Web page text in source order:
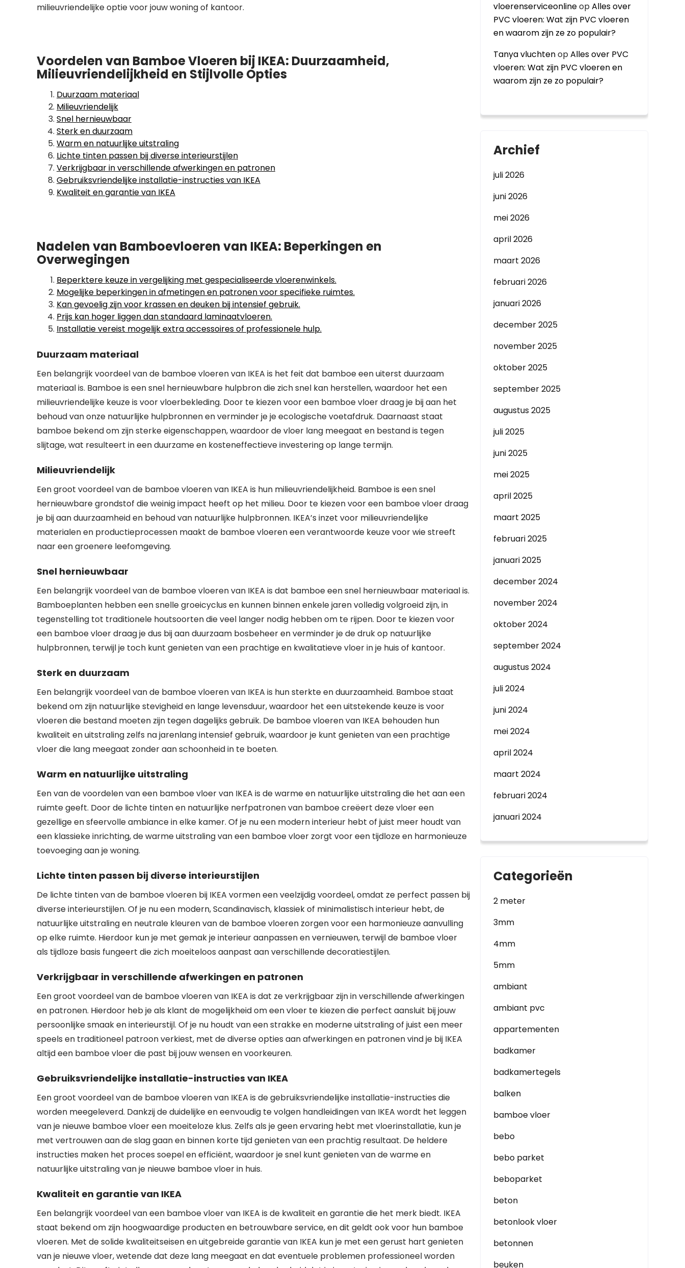
milieuvriendelijke optie voor jouw woning of kantoor.
Voordelen van Bamboe Vloeren bij IKEA: Duurzaamheid,
Milieuvriendelijkheid en Stijlvolle Opties
Duurzaam materiaal
Milieuvriendelijk
Snel hernieuwbaar
Sterk en duurzaam
Warm en natuurlijke uitstraling
Lichte tinten passen bij diverse interieurstijlen
Verkrijgbaar in verschillende afwerkingen en patronen
Gebruiksvriendelijke installatie-instructies van IKEA
Kwaliteit en garantie van IKEA
Nadelen van Bamboevloeren van IKEA: Beperkingen en
Overwegingen
Beperktere keuze in vergelijking met gespecialiseerde vloerenwinkels.
Mogelijke beperkingen in afmetingen en patronen voor specifieke ruimtes.
Kan gevoelig zijn voor krassen en deuken bij intensief gebruik.
Prijs kan hoger liggen dan standaard laminaatvloeren.
Installatie vereist mogelijk extra accessoires of professionele hulp.
Duurzaam materiaal
Een belangrijk voordeel van de bamboe vloeren van IKEA is het feit dat bamboe een uiterst duurzaam
materiaal is. Bamboe is een snel hernieuwbare hulpbron die zich snel kan herstellen, waardoor het een
milieuvriendelijke keuze is voor vloerbekleding. Door te kiezen voor een bamboe vloer draag je bij aan het
behoud van onze natuurlijke hulpbronnen en verminder je je ecologische voetafdruk. Daarnaast staat
bamboe bekend om zijn sterke eigenschappen, waardoor de vloer lang meegaat en bestand is tegen
slijtage, wat resulteert in een duurzame en kosteneffectieve investering op lange termijn.
Milieuvriendelijk
Een groot voordeel van de bamboe vloeren van IKEA is hun milieuvriendelijkheid. Bamboe is een snel
hernieuwbare grondstof die weinig impact heeft op het milieu. Door te kiezen voor een bamboe vloer draag
je bij aan duurzaamheid en behoud van natuurlijke hulpbronnen. IKEA’s inzet voor milieuvriendelijke
materialen en productieprocessen maakt de bamboe vloeren een verantwoorde keuze voor wie streeft
naar een groenere leefomgeving.
Snel hernieuwbaar
Een belangrijk voordeel van de bamboe vloeren van IKEA is dat bamboe een snel hernieuwbaar materiaal is.
Bamboeplanten hebben een snelle groeicyclus en kunnen binnen enkele jaren volledig volgroeid zijn, in
tegenstelling tot traditionele houtsoorten die veel langer nodig hebben om te rijpen. Door te kiezen voor
een bamboe vloer draag je dus bij aan duurzaam bosbeheer en verminder je de druk op natuurlijke
hulpbronnen, terwijl je toch kunt genieten van een prachtige en kwalitatieve vloer in je huis of kantoor.
Sterk en duurzaam
Een belangrijk voordeel van de bamboe vloeren van IKEA is hun sterkte en duurzaamheid. Bamboe staat
bekend om zijn natuurlijke stevigheid en lange levensduur, waardoor het een uitstekende keuze is voor
vloeren die bestand moeten zijn tegen dagelijks gebruik. De bamboe vloeren van IKEA behouden hun
kwaliteit en uitstraling zelfs na jarenlang intensief gebruik, waardoor je kunt genieten van een prachtige
vloer die lang meegaat zonder aan schoonheid in te boeten.
Warm en natuurlijke uitstraling
Een van de voordelen van een bamboe vloer van IKEA is de warme en natuurlijke uitstraling die het aan een
ruimte geeft. Door de lichte tinten en natuurlijke nerfpatronen van bamboe creëert deze vloer een
gezellige en sfeervolle ambiance in elke kamer. Of je nu een modern interieur hebt of juist meer houdt van
een klassieke inrichting, de warme uitstraling van een bamboe vloer zorgt voor een tijdloze en harmonieuze
toevoeging aan je woning.
Lichte tinten passen bij diverse interieurstijlen
De lichte tinten van de bamboe vloeren bij IKEA vormen een veelzijdig voordeel, omdat ze perfect passen bij
diverse interieurstijlen. Of je nu een modern, Scandinavisch, klassiek of minimalistisch interieur hebt, de
natuurlijke uitstraling en neutrale kleuren van de bamboe vloeren zorgen voor een harmonieuze aanvulling
op elke ruimte. Hierdoor kun je met gemak je interieur aanpassen en vernieuwen, terwijl de bamboe vloer
als tijdloze basis fungeert die zich moeiteloos aanpast aan verschillende decoratiestijlen.
Verkrijgbaar in verschillende afwerkingen en patronen
Een groot voordeel van de bamboe vloeren van IKEA is dat ze verkrijgbaar zijn in verschillende afwerkingen
en patronen. Hierdoor heb je als klant de mogelijkheid om een vloer te kiezen die perfect aansluit bij jouw
persoonlijke smaak en interieurstijl. Of je nu houdt van een strakke en moderne uitstraling of juist een meer
speels en traditioneel patroon verkiest, met de diverse opties aan afwerkingen en patronen vind je bij IKEA
altijd een bamboe vloer die past bij jouw wensen en voorkeuren.
Gebruiksvriendelijke installatie-instructies van IKEA
Een groot voordeel van de bamboe vloeren van IKEA is de gebruiksvriendelijke installatie-instructies die
worden meegeleverd. Dankzij de duidelijke en eenvoudig te volgen handleidingen van IKEA wordt het leggen
van je nieuwe bamboe vloer een moeiteloze klus. Zelfs als je geen ervaring hebt met vloerinstallatie, kun je
met vertrouwen aan de slag gaan en binnen korte tijd genieten van een prachtig resultaat. De heldere
instructies maken het proces soepel en efficiënt, waardoor je snel kunt genieten van de warme en
natuurlijke uitstraling van je nieuwe bamboe vloer in huis.
Kwaliteit en garantie van IKEA
Een belangrijk voordeel van een bamboe vloer van IKEA is de kwaliteit en garantie die het merk biedt. IKEA
staat bekend om zijn hoogwaardige producten en betrouwbare service, en dit geldt ook voor hun bamboe
vloeren. Met de solide kwaliteitseisen en uitgebreide garantie van IKEA kun je met een gerust hart genieten
van je nieuwe vloer, wetende dat deze lang meegaat en dat eventuele problemen professioneel worden
vloerenserviceonlineopAlles over
PVC vloeren: Wat zijn PVC vloeren
en waarom zijn ze zo populair?
Tanya vluchtenopAlles over PVC
vloeren: Wat zijn PVC vloeren en
waarom zijn ze zo populair?
Archief
juli 2026
juni 2026
mei 2026
april 2026
maart 2026
februari 2026
januari 2026
december 2025
november 2025
oktober 2025
september 2025
augustus 2025
juli 2025
juni 2025
mei 2025
april 2025
maart 2025
februari 2025
januari 2025
december 2024
november 2024
oktober 2024
september 2024
augustus 2024
juli 2024
juni 2024
mei 2024
april 2024
maart 2024
februari 2024
januari 2024
Categorieën
2 meter
3mm
4mm
5mm
ambiant
ambiant pvc
appartementen
badkamer
badkamertegels
balken
bamboe vloer
bebo
bebo parket
beboparket
beton
betonlook vloer
betonnen
beuken